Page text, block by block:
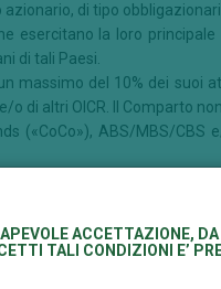
azionario, di tipo
esercitano la loro
di tali Paesi.
massimo del 10% dei suoi
o di altri OICR. Il Comparto
(«CoCo»), ABS/MBS/
ACCETTAZIONE,
TALI CONDIZIONI E’